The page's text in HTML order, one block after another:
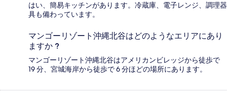
はい、簡易キッチンがあります。冷蔵庫、電子レンジ、調理器
具も備わっています。
マンゴーリゾート沖縄北谷はどのようなエリアにあり
ますか ?
マンゴーリゾート沖縄北谷はアメリカンビレッジから徒歩で
19 分、宮城海岸から徒歩で 6 分ほどの場所にあります。